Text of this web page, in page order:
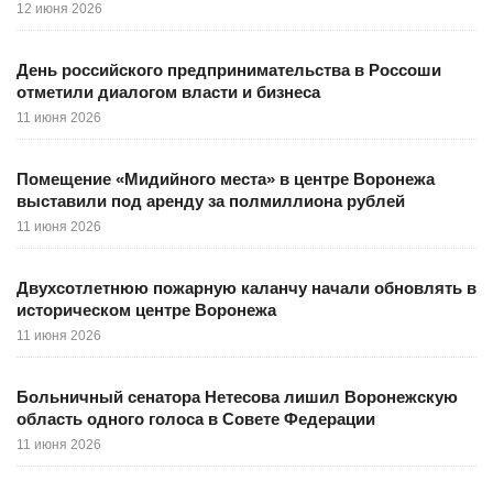
12 июня 2026
День российского предпринимательства в Россоши
отметили диалогом власти и бизнеса
11 июня 2026
Помещение «Мидийного места» в центре Воронежа
выставили под аренду за полмиллиона рублей
11 июня 2026
Двухсотлетнюю пожарную каланчу начали обновлять в
историческом центре Воронежа
11 июня 2026
Больничный сенатора Нетесова лишил Воронежскую
область одного голоса в Совете Федерации
11 июня 2026